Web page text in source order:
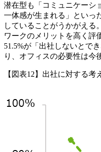
潜在型も「コミュニケーシ
一体感が生まれる」といっ
していることがうかがえる
ワークのメリットを高く評
51.5%が「出社しないとで
り、オフィスの必要性は今
【図表12】出社に対する考